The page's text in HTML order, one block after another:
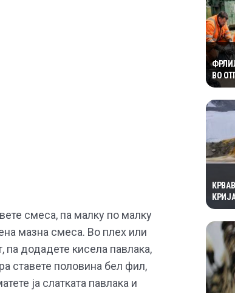
смеса, па малку по малку
мазна смеса. Во плех или
па додадете кисела павлака,
ставете половина бел фил,
ја слатката павлака и
ВО
ЗА